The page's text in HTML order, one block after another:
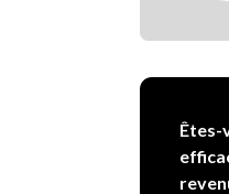
Êtes-